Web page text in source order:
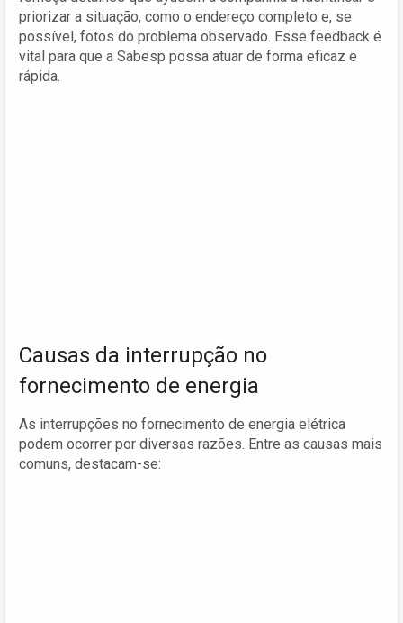
priorizar a situação, como o endereço completo e, se
possível, fotos do problema observado. Esse feedback é
vital para que a Sabesp possa atuar de forma eficaz e
rápida.
Causas da interrupção no
fornecimento de energia
As interrupções no fornecimento de energia elétrica
podem ocorrer por diversas razões. Entre as causas mais
comuns, destacam-se: